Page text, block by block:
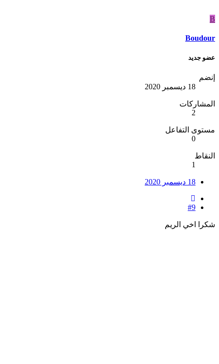
B
Boudour
عضو جديد
إنضم
18 ديسمبر 2020
المشاركات
2
مستوى التفاعل
0
النقاط
1
18 ديسمبر 2020
#9
شكرا اخي الريم